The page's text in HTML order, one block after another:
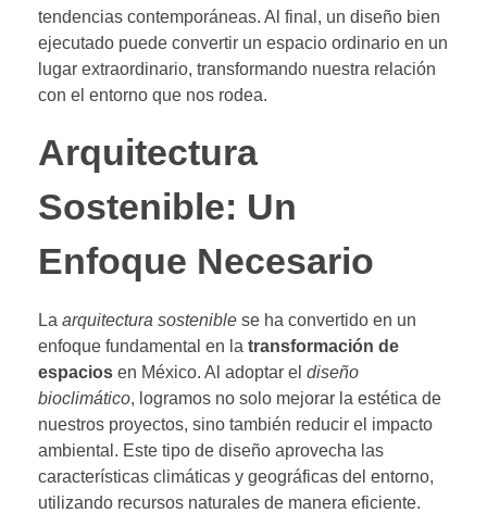
tendencias contemporáneas. Al final, un diseño bien
ejecutado puede convertir un espacio ordinario en un
lugar extraordinario, transformando nuestra relación
con el entorno que nos rodea.
Arquitectura
Sostenible: Un
Enfoque Necesario
La arquitectura sostenible se ha convertido en un
enfoque fundamental en la transformación de
espacios en México. Al adoptar el diseño
bioclimático, logramos no solo mejorar la estética de
nuestros proyectos, sino también reducir el impacto
ambiental. Este tipo de diseño aprovecha las
características climáticas y geográficas del entorno,
utilizando recursos naturales de manera eficiente.